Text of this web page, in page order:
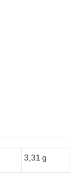
3,31 g